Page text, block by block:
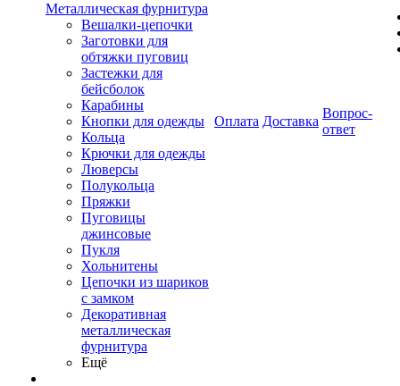
Металлическая фурнитура
Вешалки-цепочки
Заготовки для
обтяжки пуговиц
Застежки для
бейсболок
Карабины
Кнопки для одежды
Кольца
Крючки для одежды
Люверсы
Полукольца
Пряжки
Пуговицы
джинсовые
Пукля
Хольнитены
Цепочки из шариков
с замком
Декоративная
металлическая
фурнитура
Ещё
Оплата Доставка
Вопрос-
ответ